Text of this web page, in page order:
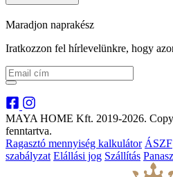
Maradjon naprakész
Iratkozzon fel hírlevelünkre, hogy
MAYA HOME Kft. 2019-2026.
fenntartva.
Ragasztó mennyiség kalkulátor ÁSZF
szabályzat Elállási jog Szállítás